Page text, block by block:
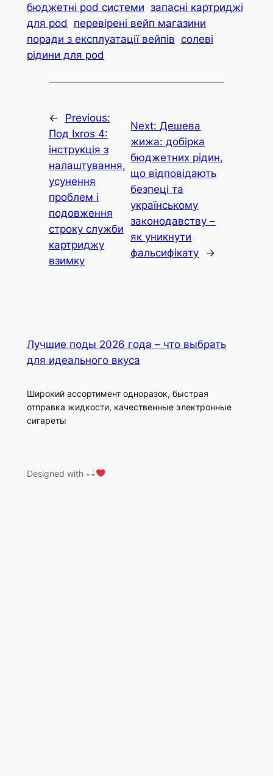
бюджетні pod системи запасні картриджі
для pod
перевірені вейп магазини
поради з експлуатації вейпів солеві
рідини для pod
←
Previous:
Под Ixros 4:
інструкція з
налаштування,
усунення
проблем і
подовження
строку служби
картриджу
взимку
Next:Дешева
жижа: добірка
бюджетних рідин,
що відповідають
безпеці та
українському
законодавству –
як уникнути
фальсифікату
→
Лучшие поды 2026 года – что выбрать
для идеального вкуса
Широкий ассортимент одноразок, быстрая
отправка жидкости, качественные электронные
сигареты
Designed with